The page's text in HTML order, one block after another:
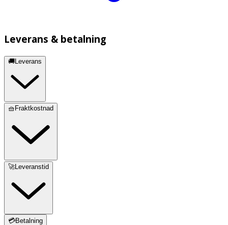
Leverans & betalning
🚚Leverans
🧺Fraktkostnad
🚀Leveranstid
💳Betalning